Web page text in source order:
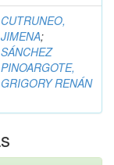
CUTRUNEO,
JIMENA;
SÁNCHEZ
PINOARGOTE,
GRIGORY RENÁN